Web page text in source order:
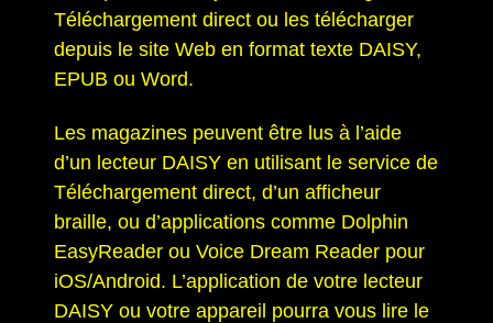
Téléchargement direct ou les télécharger
depuis le site Web en format texte DAISY,
EPUB ou Word.
Les magazines peuvent être lus à l’aide
d’un lecteur DAISY en utilisant le service de
Téléchargement direct, d’un afficheur
braille, ou d’applications comme Dolphin
EasyReader ou Voice Dream Reader pour
iOS/Android. L’application de votre lecteur
DAISY ou votre appareil pourra vous lire le